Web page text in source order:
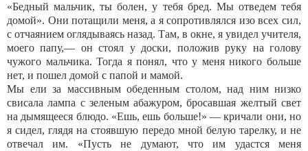
«Бедный мальчик, ты болен, у тебя бред. Мы отведем тебя
домой». Они потащили меня, а я сопротивлялся изо всех сил,
с отчаянием оглядываясь назад. Там, в окне, я увидел учителя,
моего папу,— он стоял у доски, положив руку на голову
чужого мальчика. Тогда я понял, что у меня никого больше
нет, и пошел домой с папой и мамой.
Мы ели за массивным обеденным столом, над ним низко
свисала лампа с зеленым абажуром, бросавшая желтый свет
на дымящееся блюдо. «Ешь, ешь больше!» — кричали они, но
я сидел, глядя на стоявшую передо мной белую тарелку, и не
отвечал им. «Пусть не думают, что им удастся меня